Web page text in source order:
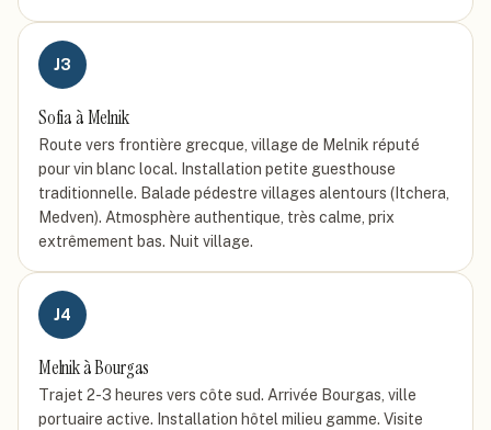
J3
Sofia à Melnik
Route vers frontière grecque, village de Melnik réputé
pour vin blanc local. Installation petite guesthouse
traditionnelle. Balade pédestre villages alentours (Itchera,
Medven). Atmosphère authentique, très calme, prix
extrêmement bas. Nuit village.
J4
Melnik à Bourgas
Trajet 2-3 heures vers côte sud. Arrivée Bourgas, ville
portuaire active. Installation hôtel milieu gamme. Visite